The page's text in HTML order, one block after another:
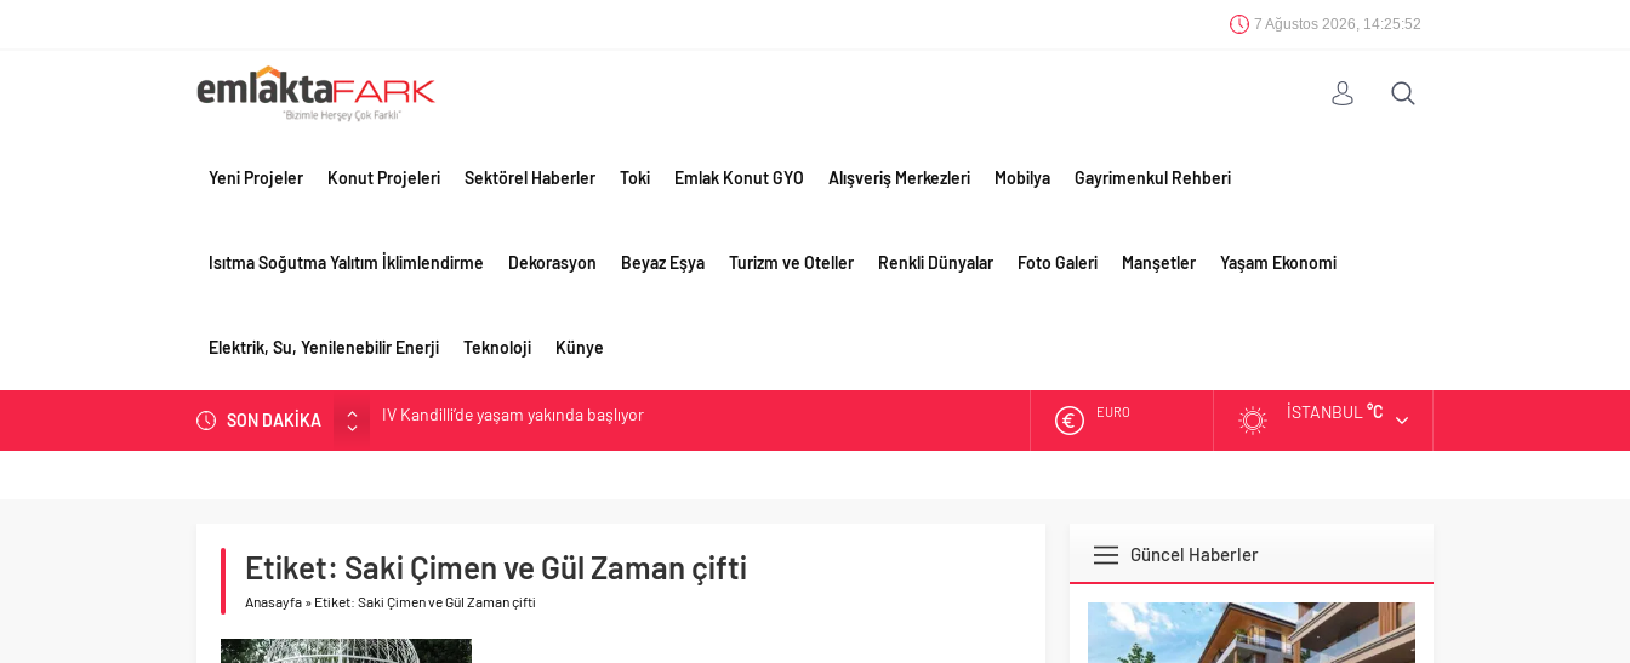
7 Ağustos 2026, 14:25:53
Yeni Projeler Konut Projeleri Sektörel Haberler Toki Emlak Konut GYO Alışveriş Merkezleri Mobilya Gayrimenkul Rehberi
Isıtma Soğutma Yalıtım İklimlendirme Dekorasyon Beyaz Eşya Turizm ve Oteller Renkli Dünyalar Foto Galeri Manşetler Yaşam Ekonomi
Elektrik, Su, Yenilenebilir Enerji Teknoloji Künye
SON DAKİKA
OYAK Çimento, jeopolitik risklere ve maliyet baskısına rağmen 2026’nın ikinci
Birleşik Arap Emirlikleri’nin ilk yüksek hızlı demiryolu projesine Kalyon İnşaat imzası
EURO İSTANBUL °C
Etiket: Saki Çimen ve Gül Zaman çifti
Anasayfa » Etiket: Saki Çimen ve Gül Zaman çifti
Güncel Haberler